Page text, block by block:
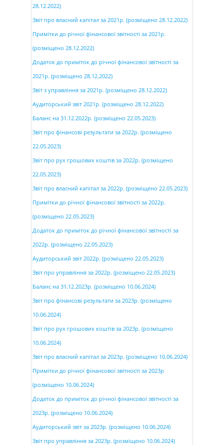
28.12.2022)
Звіт про власний капітал за 2021р. (розміщено 28.12.2022)
Примітки до річної фінансової звітності за 2021р.
(розміщено 28.12.2022)
Додаток до приміток до річної фінансової звітності за
2021р. (розміщено 28.12.2022)
Звіт з управління за 2021р. (розміщено 28.12.2022)
Аудиторський звіт 2021р. (розміщено 28.12.2022)
Баланс на 31.12.2022р. (розміщено 22.05.2023)
Звіт про фінансові результати за 2022р. (розміщено
22.05.2023)
Звіт про рух грошових коштів за 2022р. (розміщено
22.05.2023)
Звіт про власний капітал за 2022р. (розміщено 22.05.2023)
Примітки до річної фінансової звітності за 2022р.
(розміщено 22.05.2023)
Додаток до приміток до річної фінансової звітності за
2022р. (розміщено 22.05.2023)
Аудиторський звіт 2022р. (розміщено 22.05.2023)
Звіт про управління за 2022р. (розміщено 22.05.2023)
Баланс на 31.12.2023р. (розміщено 10.06.2024)
Звіт про фінансові результати за 2023р. (розміщено
10.06.2024)
Звіт про рух грошових коштів за 2023р. (розміщено
10.06.2024)
Звіт про власний капітал за 2023р. (розміщено 10.06.2024)
Примітки до річної фінансової звітності за 2023р
(розміщено 10.06.2024)
Додаток до приміток до річної фінансової звітності за
2023р. (розміщено 10.06.2024)
Аудиторський звіт за 2023р. (розміщено 10.06.2024)
Звіт про управління за 2023р. (розміщено 10.06.2024)